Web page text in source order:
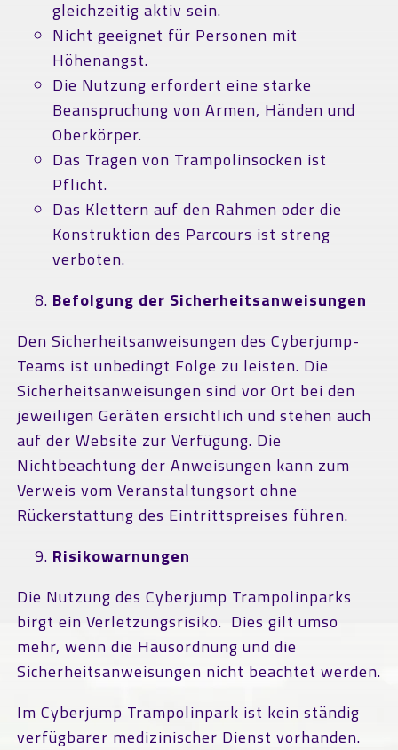
gleichzeitig aktiv sein.
Nicht geeignet für Personen mit
Höhenangst.
Die Nutzung erfordert eine starke
Beanspruchung von Armen, Händen und
Oberkörper.
Das Tragen von Trampolinsocken ist
Pflicht.
Das Klettern auf den Rahmen oder die
Konstruktion des Parcours ist streng
verboten.
Befolgung der Sicherheitsanweisungen
Den Sicherheitsanweisungen des Cyberjump-
Teams ist unbedingt Folge zu leisten. Die
Sicherheitsanweisungen sind vor Ort bei den
jeweiligen Geräten ersichtlich und stehen auch
auf der Website zur Verfügung. Die
Nichtbeachtung der Anweisungen kann zum
Verweis vom Veranstaltungsort ohne
Rückerstattung des Eintrittspreises führen.
Risikowarnungen
Die Nutzung des Cyberjump Trampolinparks
birgt ein Verletzungsrisiko. Dies gilt umso
mehr, wenn die Hausordnung und die
Sicherheitsanweisungen nicht beachtet werden.
Im Cyberjump Trampolinpark ist kein ständig
verfügbarer medizinischer Dienst vorhanden.